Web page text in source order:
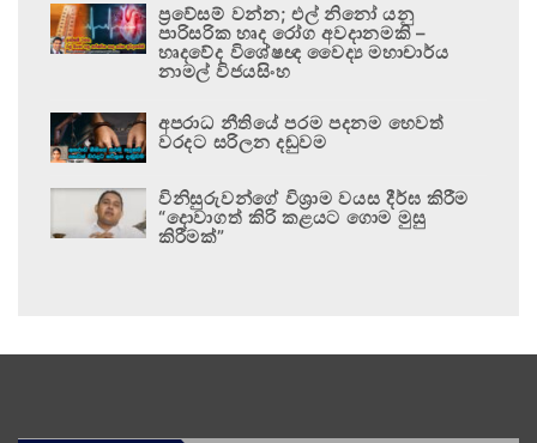
ප්‍රවේසම් වන්න; එල් නිනෝ යනු
පාරිසරික හෘද රෝග අවදානමකි –
හෘදවේද විශේෂඥ වෛද්‍ය මහාචාර්ය
නාමල් විජයසිංහ
අපරාධ නීතියේ පරම පදනම හෙවත්
වරදට සරිලන දඬුවම
විනිසුරුවන්ගේ විශ්‍රාම වයස දීර්ඝ කිරීම
“දොවාගත් කිරි කළයට ගොම මුසු
කිරීමක්”